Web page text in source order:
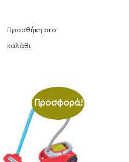
Προσθήκη στο
καλάθι
Προσφορά!